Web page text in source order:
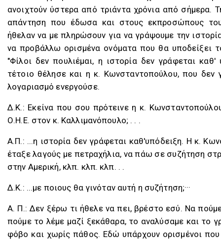
ανοιχτούν ύστερα από τριάντα χρόνια από σήμερα.
απάντηση που έδωσα και στους εκπροσώπους
ήθελαν να με πληρώσουν για να γράψουμε την
να προβάλλω ορισμένα ονόματα που θα υποδείξει
"Φίλοι δεν πουλιέμαι, η ιστορία δεν γράφεται καθ'
τέτοιο θέλησε και η κ. Κωνσταντοπούλου, που δεν
λογαριασμό ενεργούσε.
Δ.K.: Eκείνα που σου πρότεινε η κ.
Ο.Η.Ε. στον κ. Καλλιμανόπουλο; . . .
Α.Π.: ...η ιστορία δεν γράφεται καθ'υπόδειξη. Η κ.
έταξε λαγούς με πετραχήλια, να πάω σε συζήτηση
στην Αμερική, κλπ. κλπ. κλπ. . .
Δ.K.: ...με ποιους θα γινόταν αυτή η συζήτηση;···
Α. Π.: Δεν ξέρω τι ήθελε να πει, βρέστο εσύ. Να
πούμε το λέμε μαζί ξεκάθαρα, το αναλύσαμε και το
φόβο και χωρίς πάθος. Εδώ υπάρχουν ορισμένοι που